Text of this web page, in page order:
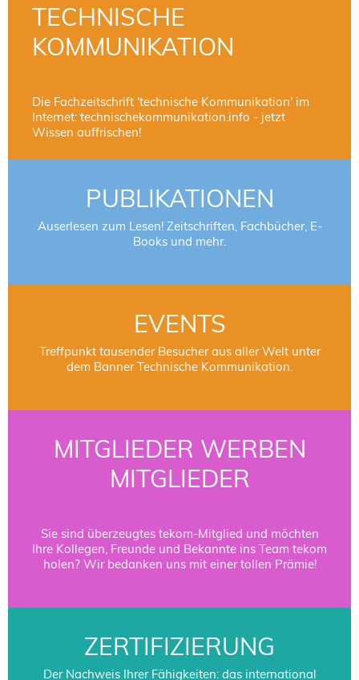
TECHNISCHE
KOMMUNIKATION
Die Fachzeitschrift 'technische Kommunikation' im
Internet: technischekommunikation.info - jetzt
Wissen auffrischen!
PUBLIKATIONEN
Auserlesen zum Lesen! Zeitschriften, Fachbücher, E-
Books und mehr.
EVENTS
Treffpunkt tausender Besucher aus aller Welt unter
dem Banner Technische Kommunikation.
MITGLIEDER WERBEN
MITGLIEDER
Sie sind überzeugtes tekom-Mitglied und möchten
Ihre Kollegen, Freunde und Bekannte ins Team tekom
holen? Wir bedanken uns mit einer tollen Prämie!
ZERTIFIZIERUNG
Der Nachweis Ihrer Fähigkeiten: das international